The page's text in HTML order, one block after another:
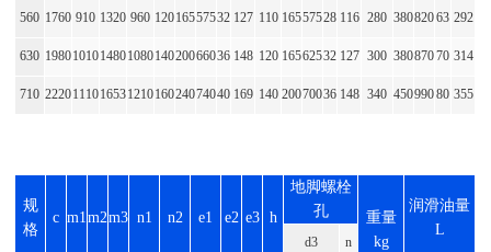
560 1760 910 1320 960 12016557532 127 110 16557528 116 280 38082063 292
630 198010101480108014020066036 148 120 16562532 127 300 38087070 314
710 222011101653121016024074040 169 140 20070036 148 340 45099080 355
规
格
c m1m2m3 n1 n2 e1 e2 e3 h
地脚螺栓
孔
重量
kg
润滑油量
L
d3 n